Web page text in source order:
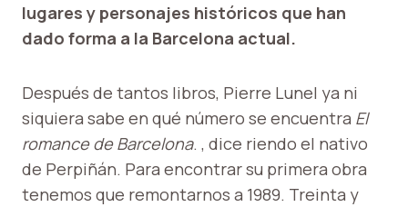
lugares y personajes históricos que han
dado forma a la Barcelona actual.
Después de tantos libros, Pierre Lunel ya ni
siquiera sabe en qué número se encuentra El
romance de Barcelona. , dice riendo el nativo
de Perpiñán. Para encontrar su primera obra
tenemos que remontarnos a 1989. Treinta y